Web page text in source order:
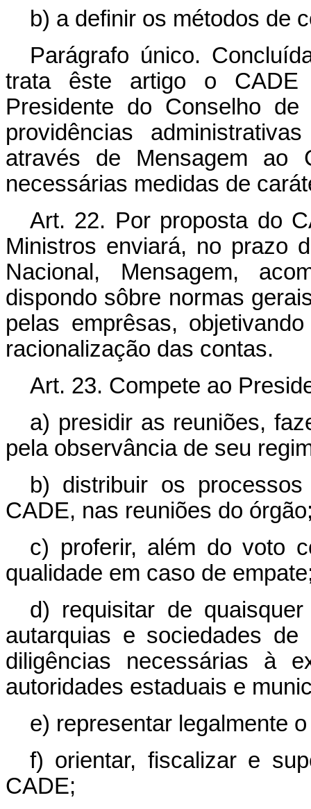
b) a definir os métodos de
Parágrafo único.
trata êste artigo o CADE
Presidente do Conselho
providências
através de Mensagem ao
necessárias medidas de
Art. 22. Por proposta do
Ministros enviará, no prazo
Nacional, Mensagem,
dispondo sôbre normas
pelas emprêsas,
racionalização das contas.
Art. 23. Compete ao
a) presidir as reuniões,
pela observância de seu
b) distribuir os
CADE, nas reuniões do
c) proferir, além do voto
qualidade em caso de
d) requisitar de
autarquias e sociedades
diligências necessárias à
autoridades estaduais e
e) representar legalmente
f) orientar, fiscalizar e
CADE;